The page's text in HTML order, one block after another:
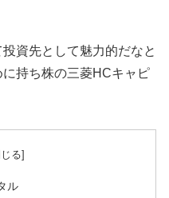
資先として魅力的だなと
持ち株の三菱HCキャピ
ル